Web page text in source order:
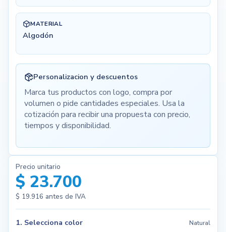
MATERIAL
Algodón
Personalizacion y descuentos
Marca tus productos con logo, compra por
volumen o pide cantidades especiales. Usa la
cotización para recibir una propuesta con precio,
tiempos y disponibilidad.
Precio unitario
$ 23.700
$ 19.916 antes de IVA
1. Selecciona color Natural